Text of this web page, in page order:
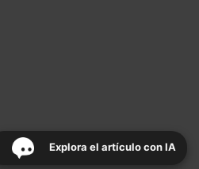
Explora el artículo con IA